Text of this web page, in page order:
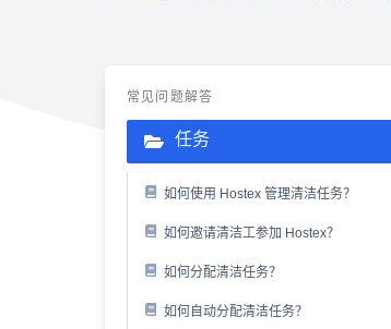
常见问题解答
任务
如何使用 Hostex 管理清洁任务？
如何邀请清洁工参加 Hostex？
如何分配清洁任务？
如何自动分配清洁任务？